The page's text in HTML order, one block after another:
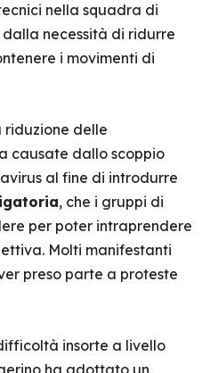
nella squadra di
necessità di ridurre
i movimenti di
delle
causate dallo scoppio
al fine di introdurre
, che i gruppi di
per poter intraprendere
Molti manifestanti
preso parte a proteste
insorte a livello
ha adottato un